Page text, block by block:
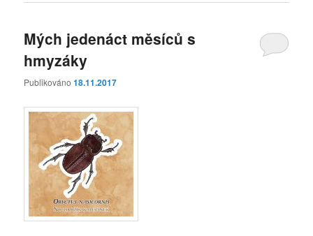
Mých jedenáct měsíců s
hmyzáky
Publikováno18.11.2017